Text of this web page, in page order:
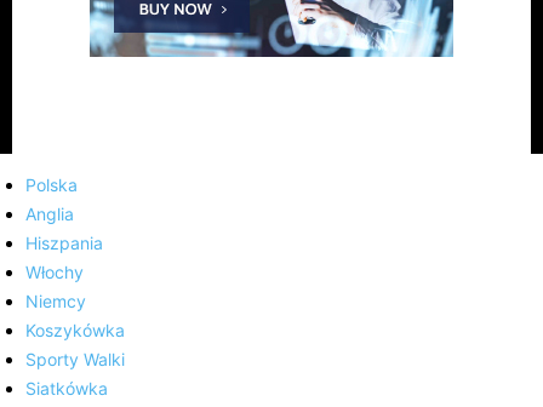
Polska
Anglia
Hiszpania
Włochy
Niemcy
Koszykówka
Sporty Walki
Siatkówka